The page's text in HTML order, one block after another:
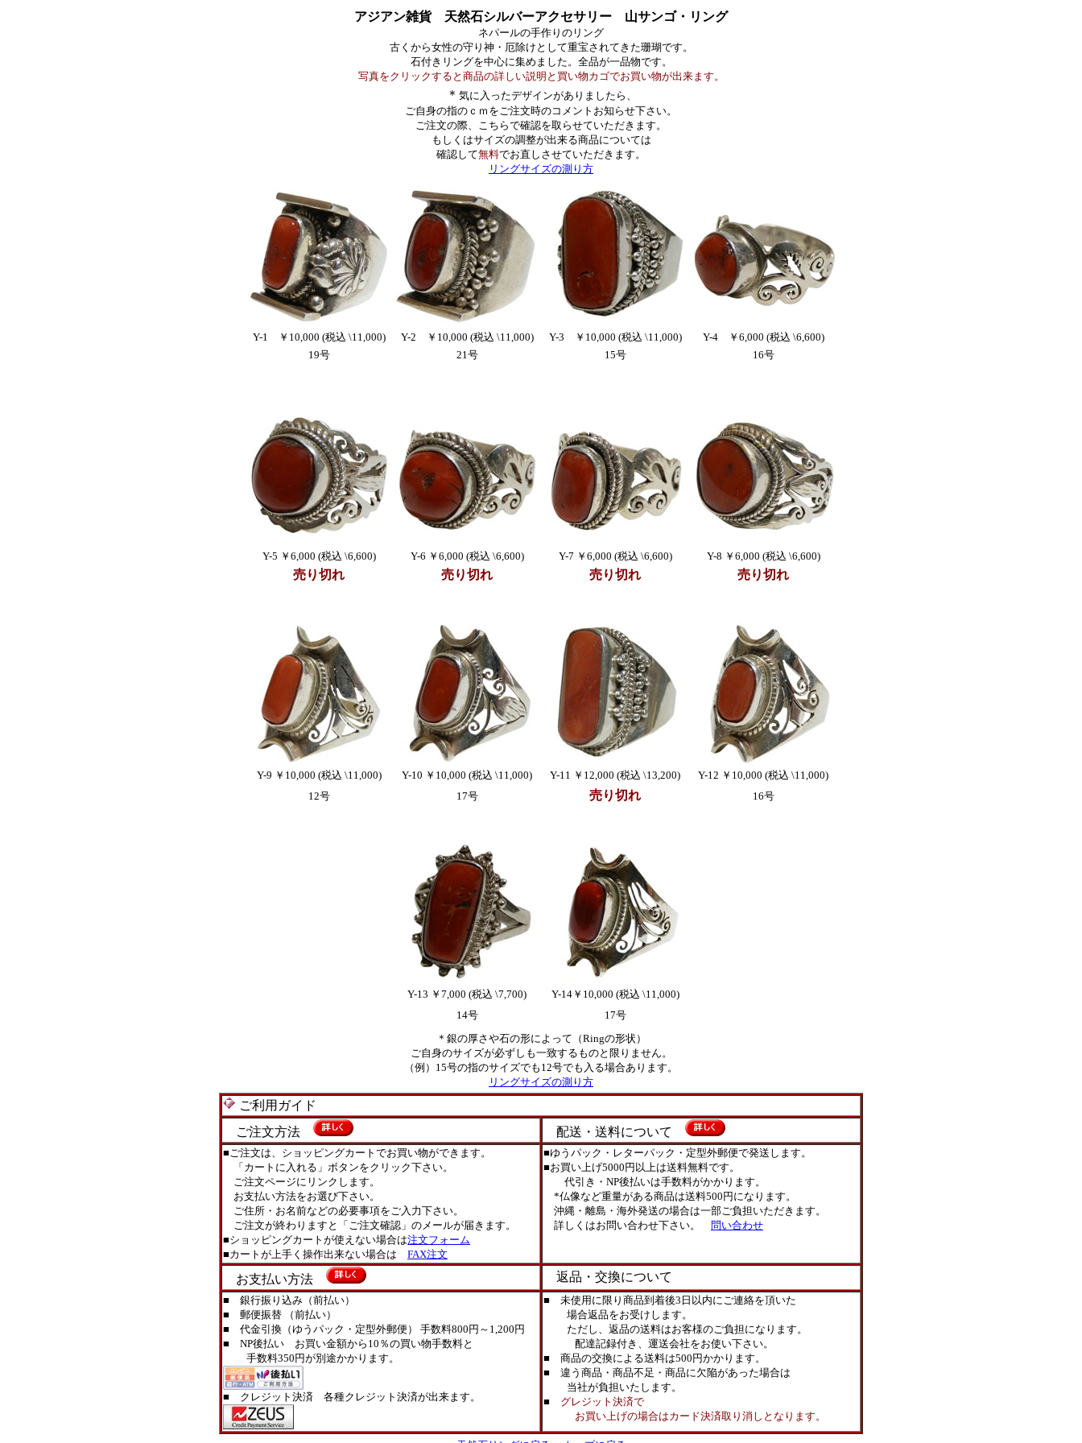
アジアン雑貨 天然石シルバーアクセサリー 山サンゴ・リング
ネパールの手作りのリング
古くから女性の守り神・厄除けとして重宝されてきた珊瑚です。
石付きリングを中心に集めました。全品が一品物です。
写真をクリックすると商品の詳しい説明と買い物カゴでお買い物が出来ます。
＊ 気に入ったデザインがありましたら、
ご自身の指のｃｍをご注文時のコメントお知らせ下さい。
ご注文の際、こちらで確認を取らせていただきます。
もしくはサイズの調整が出来る商品については
確認して無料でお直しさせていただきます。
リングサイズの測り方
Y-1 ￥10,000 (税込 \11,000) Y-2 ￥10,000 (税込 \11,000) Y-3 ￥10,000 (税込 \11,000)
Y-4 ￥6,000 (税込 \6,600)
19号
21号 15号 16号
Y-5 ￥6,000 (税込 \6,600) Y-6 ￥6,000 (税込 \6,600) Y-7 ￥6,000 (税込 \6,600) Y-8 ￥6,000 (税込 \6,600)
売り切れ 売り切れ 売り切れ 売り切れ
Y-9 ￥10,000 (税込 \11,000) Y-10 ￥10,000 (税込 \11,000) Y-11 ￥12,000 (税込 \13,200)
Y-12 ￥10,000 (税込 \11,000)
12号
17号 売り切れ 16号
Y-13 ￥7,000 (税込 \7,700)
Y-14￥10,000 (税込 \11,000)
14号
17号
＊銀の厚さや石の形によって（Ringの形状）
ご自身のサイズが必ずしも一致するものと限りません。
（例）15号の指のサイズでも12号でも入る場合あります。
リングサイズの測り方
ご利用ガイド
ご注文方法
配送・送料について
■ご注文は、ショッピングカートでお買い物ができます。
「カートに入れる」ボタンをクリック下さい。
ご注文ページにリンクします。
お支払い方法をお選び下さい。
ご住所・お名前などの必要事項をご入力下さい。
ご注文が終わりますと「ご注文確認」のメールが届きます。
■ショッピングカートが使えない場合は注文フォーム
■カートが上手く操作出来ない場合は FAX注文
■ゆうパック・レターパック・定型外郵便で発送します。
■お買い上げ5000円以上は送料無料です。
代引き・NP後払いは手数料がかかります。
*仏像など重量がある商品は送料500円になります。
沖縄・離島・海外発送の場合は一部ご負担いただきます。
詳しくはお問い合わせ下さい。 問い合わせ
お支払い方法 返品・交換について
■ 銀行振り込み（前払い）
■ 郵便振替 （前払い）
■ 代金引換（ゆうパック・定型外郵便） 手数料800円～1,200円
■ NP後払い お買い金額から10％の買い物手数料と
手数料350円が別途かかります。
■ クレジット決済 各種クレジット決済が出来ます。
■ 未使用に限り商品到着後3日以内にご連絡を頂いた
場合返品をお受けします。
ただし、返品の送料はお客様のご負担になります。
配達記録付き、運送会社をお使い下さい。
■ 商品の交換による送料は500円かかります。
■ 違う商品・商品不足・商品に欠陥があった場合は
当社が負担いたします。
■ グレジット決済で
お買い上げの場合はカード決済取り消しとなります。